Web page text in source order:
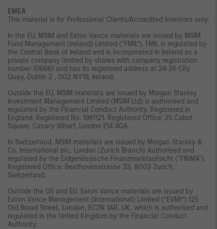
EMEA
This material is for Professional Clients/Accredited Investors only.
In the EU, MSIM and Eaton Vance materials are issued by MSIM
Fund Management (Ireland) Limited (“FMIL”). FMIL is regulated by
the Central Bank of Ireland and is incorporated in Ireland as a
private company limited by shares with company registration
number 616661 and has its registered address at 24-26 City
Quay, Dublin 2 , DO2 NY19, Ireland.
Outside the EU, MSIM materials are issued by Morgan Stanley
Investment Management Limited (MSIM Ltd) is authorised and
regulated by the Financial Conduct Authority. Registered in
England. Registered No. 1981121. Registered Ofﬁce: 25 Cabot
Square, Canary Wharf, London E14 4QA.
In Switzerland, MSIM materials are issued by Morgan Stanley &
Co. International plc, London (Zurich Branch) Authorised and
regulated by the Eidgenössische Finanzmarktaufsicht ("FINMA").
Registered Office: Beethovenstrasse 33, 8002 Zurich,
Switzerland.
Outside the US and EU, Eaton Vance materials are issued by
Eaton Vance Management (International) Limited (“EVMI”) 125
Old Broad Street, London, EC2N 1AR, UK, which is authorised and
regulated in the United Kingdom by the Financial Conduct
Authority.